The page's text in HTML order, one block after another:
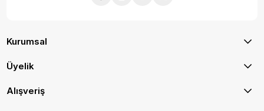
Kurumsal
Üyelik
Alışveriş